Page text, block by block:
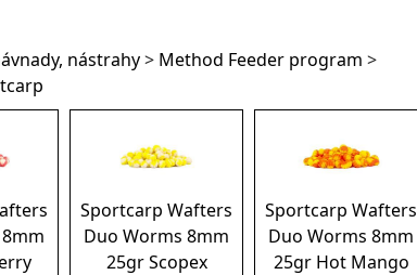
nástrahy> Method Feeder program >
Sportcarp Wafters
Duo Worms 8mm
25gr Scopex
Sportcarp Wafters
Duo Worms 8mm
25gr Hot Mango